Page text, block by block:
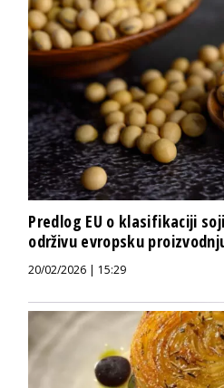
Predlog EU o klasifikaciji
održivu evropsku
20/02/2026 | 15:29